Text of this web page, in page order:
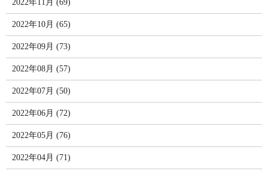
2022年11月 (69)
2022年10月 (65)
2022年09月 (73)
2022年08月 (57)
2022年07月 (50)
2022年06月 (72)
2022年05月 (76)
2022年04月 (71)